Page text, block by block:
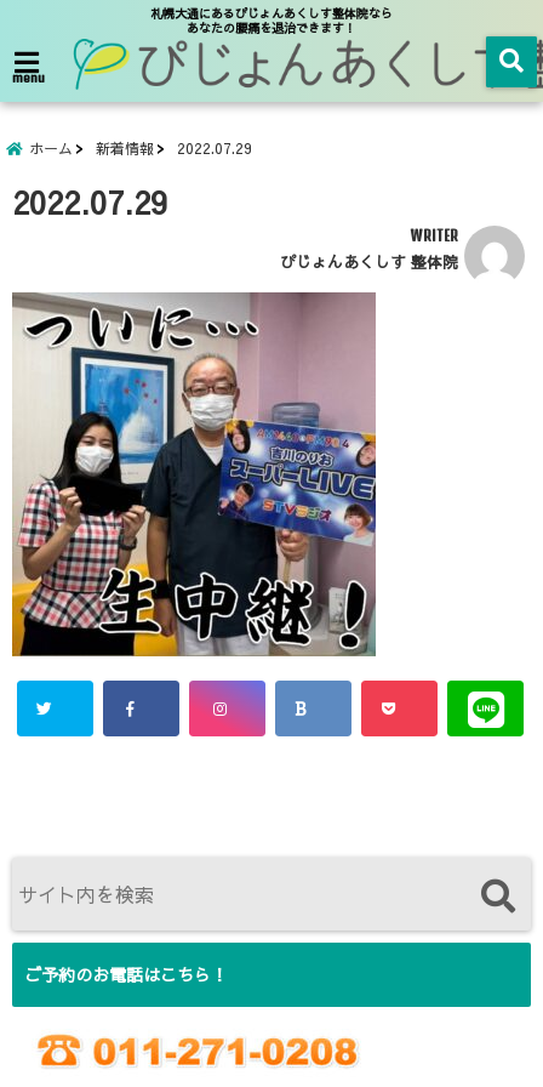
札幌大通にあるぴじょんあくしす整体院なら
あなたの腰痛を退治できます！
menu
ホーム 新着情報 2022.07.29
2022.07.29
WRITER
ぴじょんあくしす 整体院
ご予約のお電話はこちら！